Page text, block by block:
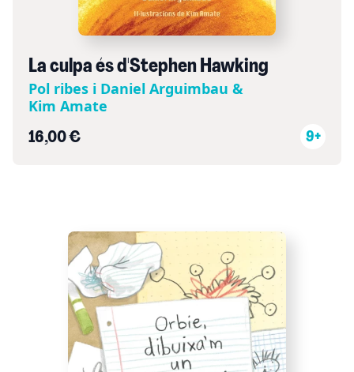
La culpa és d'Stephen Hawking
Pol ribes i Daniel Arguimbau &
Kim Amate
16,00 € 9+